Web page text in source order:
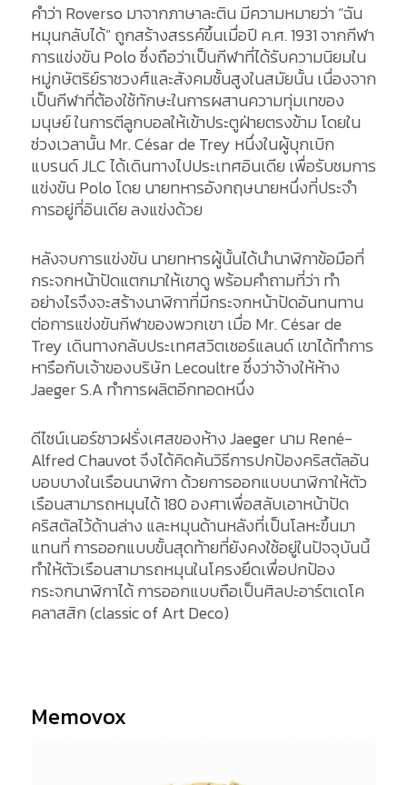
คำว่า Roverso มาจากภาษาละติน มีความหมายว่า “ฉัน
หมุนกลับได้” ถูกสร้างสรรค์ขึ้นเมื่อปี ค.ศ. 1931 จากกีฬา
การแข่งขัน Polo ซึ่งถือว่าเป็นกีฬาที่ได้รับความนิยมใน
หมู่กษัตริย์ราชวงศ์และสังคมชั้นสูงในสมัยนั้น เนื่องจาก
เป็นกีฬาที่ต้องใช้ทักษะในการผสานความทุ่มเทของ
มนุษย์ ในการตีลูกบอลให้เข้าประตูฝ่ายตรงข้าม โดยใน
ช่วงเวลานั้น Mr. César de Trey หนึ่งในผู้บุกเบิก
แบรนด์ JLC ได้เดินทางไปประเทศอินเดีย เพื่อรับชมการ
แข่งขัน Polo โดย นายทหารอังกฤษนายหนึ่งที่ประจำ
การอยู่ที่อินเดีย ลงแข่งด้วย
หลังจบการแข่งขัน นายทหารผู้นั้นได้นำนาฬิกาข้อมือที่
กระจกหน้าปัดแตกมาให้เขาดู พร้อมคำถามที่ว่า ทำ
อย่างไรจึงจะสร้างนาฬิกาที่มีกระจกหน้าปัดอันทนทาน
ต่อการแข่งขันกีฬาของพวกเขา เมื่อ Mr. César de
Trey เดินทางกลับประเทศสวิตเซอร์แลนด์ เขาได้ทำการ
หารือกับเจ้าของบริษัท Lecoultre ซึ่งว่าจ้างให้ห้าง
Jaeger S.A ทำการผลิตอีกทอดหนึ่ง
ดีไซน์เนอร์ชาวฝรั่งเศสของห้าง Jaeger นาม René-
Alfred Chauvot จึงได้คิดค้นวิธีการปกป้องคริสตัลอัน
บอบบางในเรือนนาฬิกา ด้วยการออกแบบนาฬิกาให้ตัว
เรือนสามารถหมุนได้ 180 องศาเพื่อสลับเอาหน้าปัด
คริสตัลไว้ด้านล่าง และหมุนด้านหลังที่เป็นโลหะขึ้นมา
แทนที่ การออกแบบขั้นสุดท้ายที่ยังคงใช้อยู่ในปัจจุบันนี้
ทำให้ตัวเรือนสามารถหมุนในโครงยึดเพื่อปกป้อง
กระจกนาฬิกาได้ การออกแบบถือเป็นศิลปะอาร์ตเดโค
คลาสสิก (classic of Art Deco)
Memovox